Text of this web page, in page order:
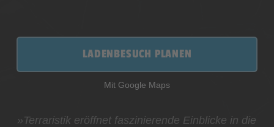
LADENBESUCH PLANEN
Mit Google Maps
»Terraristik eröffnet faszinierende Einblicke in die